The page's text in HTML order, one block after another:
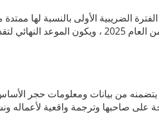
من عام 2024 ، أما الفترة الضريبية الثانية فتكون خلال المدة
يتضمنه من بيانات ومعلومات حجر